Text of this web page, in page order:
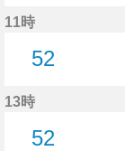
11時
52
13時
52